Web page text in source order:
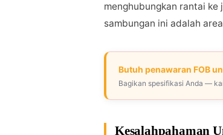
menghubungkan rantai
sambungan ini adalah
Butuh penawaran FOB
Bagikan spesifikasi Anda —
Kesalahpahaman